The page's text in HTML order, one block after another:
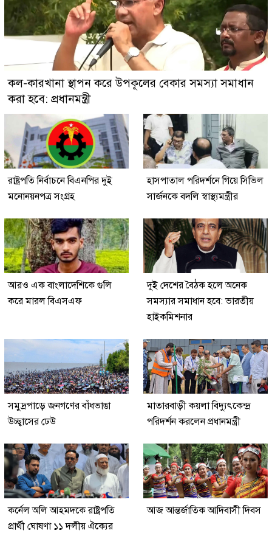
কল-কারখানা স্থাপন করে উপকূলের বেকার সমস্যা সমাধান
করা হবে: প্রধানমন্ত্রী
রাষ্ট্রপতি নির্বাচনে বিএনপির দুই
মনোনয়নপত্র সংগ্রহ
হাসপাতাল পরিদর্শনে গিয়ে সিভিল
সার্জনকে বদলি স্বাস্থ্যমন্ত্রীর
আরও এক বাংলাদেশিকে গুলি
করে মারল বিএসএফ
দুই দেশের বৈঠক হলে অনেক
সমস্যার সমাধান হবে: ভারতীয়
হাইকমিশনার
সমুদ্রপাড়ে জনগণের বাঁধভাঙা
উচ্ছ্বাসের ঢেউ
মাতারবাড়ী কয়লা বিদ্যুৎকেন্দ্র
পরিদর্শন করলেন প্রধানমন্ত্রী
কর্নেল অলি আহমদকে রাষ্ট্রপতি
প্রার্থী ঘোষণা ১১ দলীয় ঐক্যের
আজ আন্তর্জাতিক আদিবাসী দিবস